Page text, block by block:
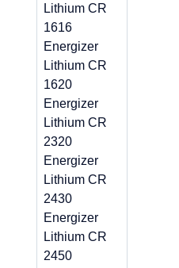
Lithium CR
1616
Energizer
Lithium CR
1620
Energizer
Lithium CR
2320
Energizer
Lithium CR
2430
Energizer
Lithium CR
2450